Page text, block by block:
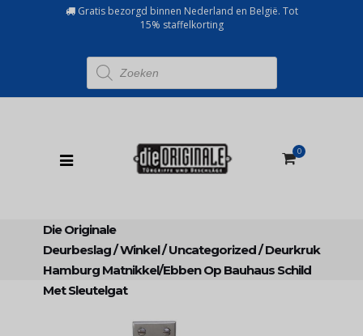
Gratis bezorgd binnen Nederland en België. Tot
15% staffelkorting
Producten
zoeken
0
Die Originale
Deurbeslag/Winkel/Uncategorized/Deurkruk
Hamburg Matnikkel/ebben Op Bauhaus Schild
Met Sleutelgat